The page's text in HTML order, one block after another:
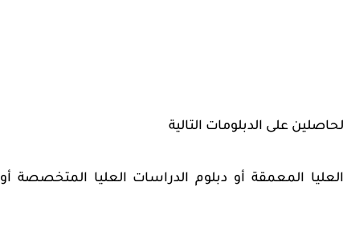
على الدبلومات التالية
المعمقة أو دبلوم الدراسات العليا المتخصصة أو